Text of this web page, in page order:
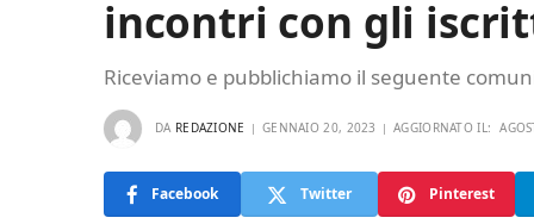
incontri con gli
Riceviamo e pubblichiamo il seguente
DA REDAZIONE GENNAIO 20, 2023 AGGIORNATO IL:
Facebook Twitter Pinterest